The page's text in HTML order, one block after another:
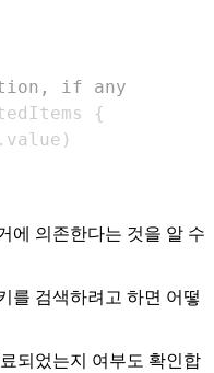
if any
{
. value )
에 의존한다는 것을 알 수
를 검색하려고 하면 어떻
되었는지 여부도 확인합